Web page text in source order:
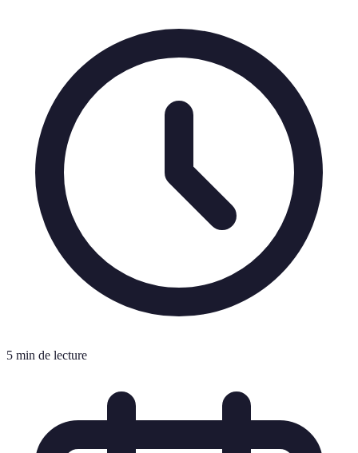
5 min de lecture